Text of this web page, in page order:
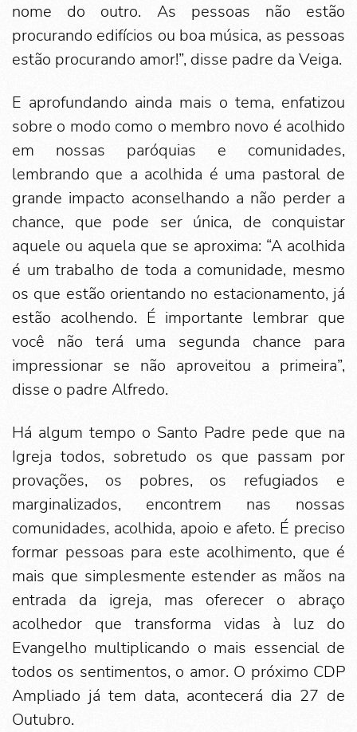
nome do outro. As pessoas não estão
procurando edifícios ou boa música, as pessoas
estão procurando amor!”, disse padre da Veiga.
E aprofundando ainda mais o tema, enfatizou
sobre o modo como o membro novo é acolhido
em nossas paróquias e comunidades,
lembrando que a acolhida é uma pastoral de
grande impacto aconselhando a não perder a
chance, que pode ser única, de conquistar
aquele ou aquela que se aproxima: “A acolhida
é um trabalho de toda a comunidade, mesmo
os que estão orientando no estacionamento, já
estão acolhendo. É importante lembrar que
você não terá uma segunda chance para
impressionar se não aproveitou a primeira”,
disse o padre Alfredo.
Há algum tempo o Santo Padre pede que na
Igreja todos, sobretudo os que passam por
provações, os pobres, os refugiados e
marginalizados, encontrem nas nossas
comunidades, acolhida, apoio e afeto. É preciso
formar pessoas para este acolhimento, que é
mais que simplesmente estender as mãos na
entrada da igreja, mas oferecer o abraço
acolhedor que transforma vidas à luz do
Evangelho multiplicando o mais essencial de
todos os sentimentos, o amor. O próximo CDP
Ampliado já tem data, acontecerá dia 27 de
Outubro.